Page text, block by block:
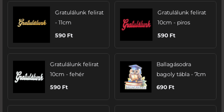
Gratulálunk felirat
- 11cm
590 Ft
Gratulálunk felirat
10cm - piros
590 Ft
Gratulálunk felirat
10cm - fehér
590 Ft
Ballagásodra
bagoly tábla - 7cm
690 Ft